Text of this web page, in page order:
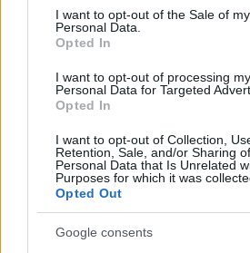
consent section.
I want to opt-out of the Sale of my
Personal Data.
Opted In
I want to opt-out of processing my
Personal Data for Targeted
Opted In
I want to opt-out of Collection,
Retention, Sale, and/or Sharing
Personal Data that Is Unrelated
Purposes for which it was
Opted Out
Google consents
Tragédia: belehalt
súlyos rollerbalesetet